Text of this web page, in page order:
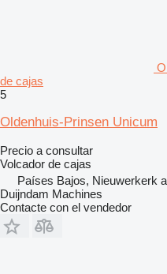
de cajas
5
Oldenhuis-Prinsen Unicum
Precio a consultar
Volcador de cajas
Países Bajos, Nieuwerkerk
Duijndam Machines
Contacte con el vendedor